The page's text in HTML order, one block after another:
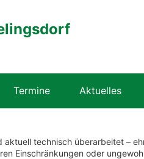
Termine Aktuelles
aktuell technisch überarbeitet –
Einschränkungen oder